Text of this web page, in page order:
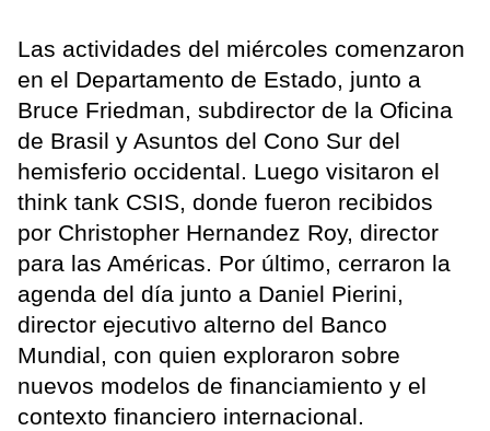
Las actividades del miércoles comenzaron
en el Departamento de Estado, junto a
Bruce Friedman, subdirector de la Oficina
de Brasil y Asuntos del Cono Sur del
hemisferio occidental. Luego visitaron el
think tank CSIS, donde fueron recibidos
por Christopher Hernandez Roy, director
para las Américas. Por último, cerraron la
agenda del día junto a Daniel Pierini,
director ejecutivo alterno del Banco
Mundial, con quien exploraron sobre
nuevos modelos de financiamiento y el
contexto financiero internacional.